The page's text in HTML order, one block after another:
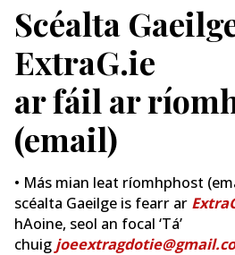
Scéalta
ExtraG.ie
ar fáil ar
(email)
• Más mian leat ríomhphost
scéalta Gaeilge is fearr ar
hAoine, seol an focal ‘Tá’
chuig